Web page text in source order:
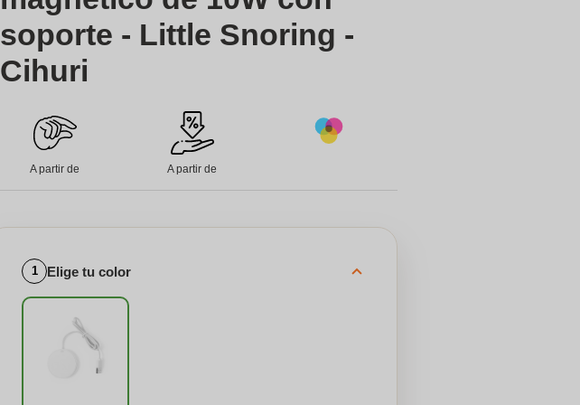
soporte - Little Snoring -
Cihuri
A partir de A partir de
1 Elige tu color